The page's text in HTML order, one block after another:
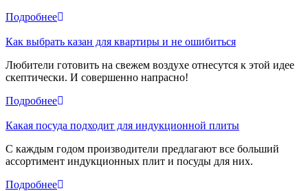
Подробнее
Как выбрать казан для квартиры и не ошибиться
Любители готовить на свежем воздухе отнесутся к этой идее
скептически. И совершенно напрасно!
Подробнее
Какая посуда подходит для индукционной плиты
С каждым годом производители предлагают все больший
ассортимент индукционных плит и посуды для них.
Подробнее